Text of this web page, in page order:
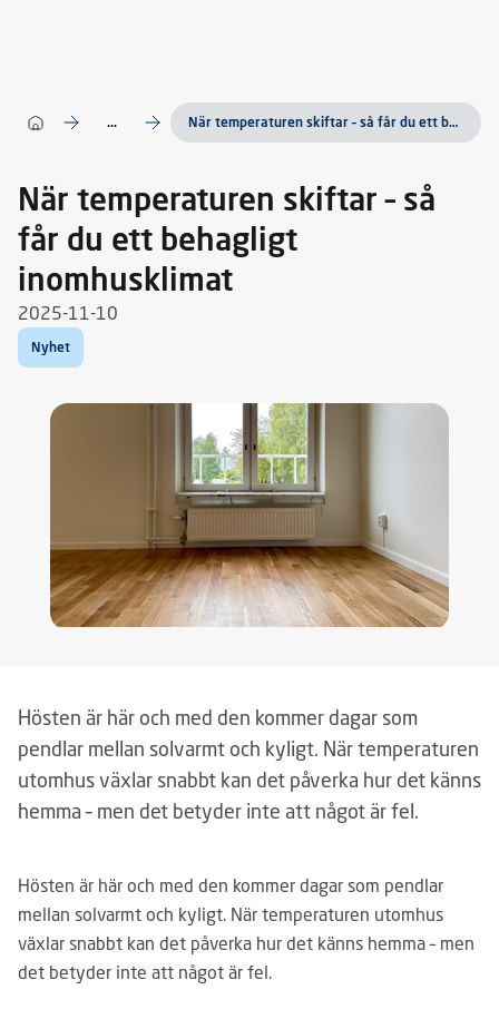
... När temperaturen skiftar – så får du ett behagligt inomhusklimat
När temperaturen skiftar – så
får du ett behagligt
inomhusklimat
2025-11-10
Nyhet
Hösten är här och med den kommer dagar som
pendlar mellan solvarmt och kyligt. När temperaturen
utomhus växlar snabbt kan det påverka hur det känns
hemma – men det betyder inte att något är fel.
Hösten är här och med den kommer dagar som pendlar
mellan solvarmt och kyligt. När temperaturen utomhus
växlar snabbt kan det påverka hur det känns hemma – men
det betyder inte att något är fel.